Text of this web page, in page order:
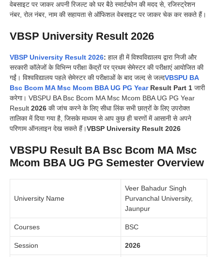
वेबसाइट पर जाकर अपनी रिजल्ट को घर बैठे स्मार्टफोन की मदद से, रजिस्ट्रेशन
नंबर, रोल नंबर, नाम की सहायता से ऑफिशल वेबसाइट पर जाकर चेक कर सकते हैं।
VBSP University Result 2026
VBSP University Result 2026: हाल ही में विश्वविद्यालय द्वारा निजी और
सरकारी कॉलेजों के विभिन्न परीक्षा केंद्रों पर प्रथम सेमेस्टर की परीक्षाएं आयोजित की
गईं। विश्वविद्यालय पहले सेमेस्टर की परीक्षाओं के बाद जल्द से जल्दVBSPU BA
Bsc Bcom MA Msc Mcom BBA UG PG YearResult Part 1 जारी
करेगा। VBSPU BA Bsc Bcom MA Msc Mcom BBA UG PG Year
Result 2026 की जांच करने के लिए सीधा लिंक सभी छात्रों के लिए उपरोक्त
तालिका में दिया गया है, जिसके माध्यम से आप कुछ ही चरणों में आसानी से अपने
परिणाम ऑनलाइन देख सकते हैं।VBSP University Result 2026
VBSPU Result BA Bsc Bcom MA Msc
Mcom BBA UG PG Semester Overview
University Name
Veer Bahadur Singh
Purvanchal University,
Jaunpur
Courses BSC
Session 2026